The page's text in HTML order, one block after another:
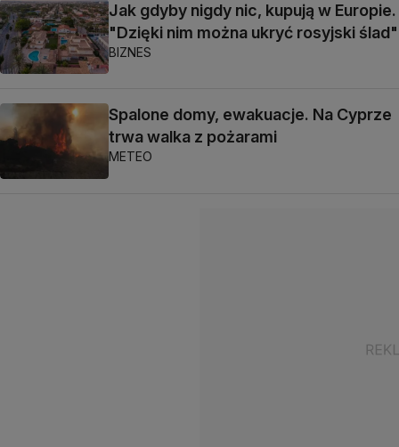
Jak gdyby nigdy nic, kupują w Europie.
"Dzięki nim można ukryć rosyjski ślad"
BIZNES
Spalone domy, ewakuacje. Na Cyprze
trwa walka z pożarami
METEO